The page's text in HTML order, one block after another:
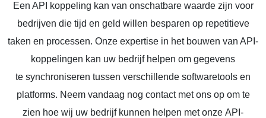
Een API koppeling kan van onschatbare waarde zijn voor
bedrijven die tijd en geld willen besparen op repetitieve
taken en processen. Onze expertise in het bouwen van API-
koppelingen kan uw bedrijf helpen om gegevens
te synchroniseren tussen verschillende softwaretools en
platforms. Neem vandaag nog contact met ons op om te
zien hoe wij uw bedrijf kunnen helpen met onze API-